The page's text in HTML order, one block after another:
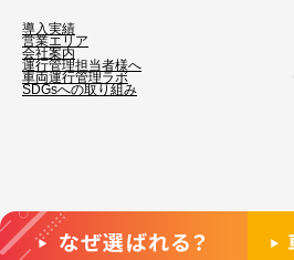
導入実績
営業エリア
会社案内
運行管理担当者様へ
車両運行管理ラボ
SDGsへの取り組み
©2026 ビジネスサポート. All